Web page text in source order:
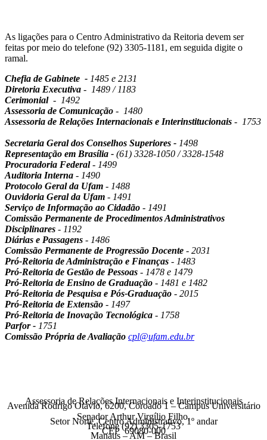
As ligações para o Centro Administrativo da Reitoria devem ser
feitas por meio do telefone (92) 3305-1181, em seguida digite o
ramal.
Chefia de Gabinete - 1485 e 2131
Diretoria Executiva - 1489 / 1183
Cerimonial - 1492
Assessoria de Comunicação - 1480
Assessoria de Relações Internacionais e Interinstitucionais - 1753
Secretaria Geral dos Conselhos Superiores - 1498
Representação em Brasília - (61) 3328-1050 / 3328-1548
Procuradoria Federal - 1499
Auditoria Interna - 1490
Protocolo Geral da Ufam - 1488
Ouvidoria Geral da Ufam - 1491
Serviço de Informação ao Cidadão - 1491
Comissão Permanente de Procedimentos Administrativos
Disciplinares - 1192
Diárias e Passagens - 1486
Comissão Permanente de Progressão Docente - 2031
Pró-Reitoria de Administração e Finanças - 1483
Pró-Reitoria de Gestão de Pessoas - 1478 e 1479
Pró-Reitoria de Ensino de Graduação - 1481 e 1482
Pró-Reitoria de Pesquisa e Pós-Graduação - 2015
Pró-Reitoria de Extensão - 1497
Pró-Reitoria de Inovação Tecnológica - 1758
Parfor - 1751
Comissão Própria de Avaliação cpl@ufam.edu.br
Assessoria de Relações Internacionais e Interinstitucionais
Avenida Rodrigo Otávio, 6200, Coroado 1 – Campus Universitário
Senador Arthur Virgílio Filho,
Setor Norte, Centro Administrativo, 1º andar
Telefone (92) 3305-1753
CEP 69080-000
Manaus – AM – Brasil